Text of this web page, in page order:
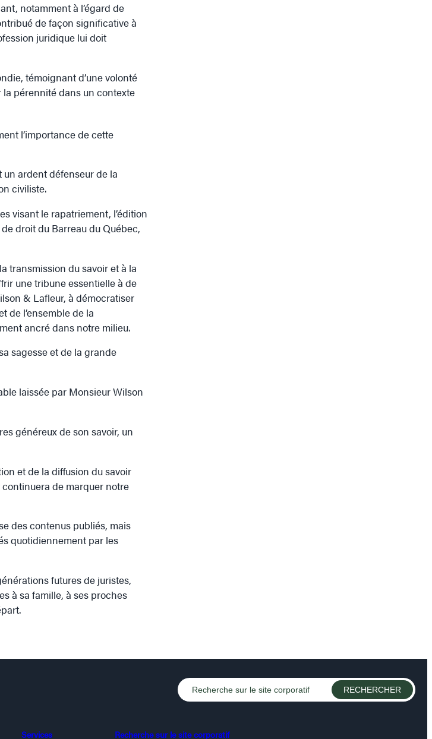
notamment à l’égard de
de façon significative à
juridique lui doit
témoignant d’une volonté
la pérennité dans un contexte
l’importance de cette
un ardent défenseur de la
civiliste.
visant le rapatriement, l’édition
droit du Barreau du Québec,
transmission du savoir et à la
une tribune essentielle à de
& Lafleur, à démocratiser
de l’ensemble de la
ancré dans notre milieu.
sagesse et de la grande
laissée par Monsieur Wilson
généreux de son savoir, un
et de la diffusion du savoir
de marquer notre
des contenus publiés, mais
quotidiennement par les
futures de juristes,
à sa famille, à ses proches
Services Recherche sur le site corporatif